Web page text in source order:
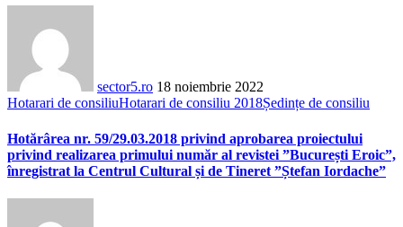
sector5.ro 18 noiembrie 2022
Hotarari de consiliuHotarari de consiliu 2018Ședințe de consiliu
Hotărârea nr. 59/29.03.2018 privind aprobarea proiectului
privind realizarea primului număr al revistei ”București Eroic”,
înregistrat la Centrul Cultural și de Tineret ”Ștefan Iordache”